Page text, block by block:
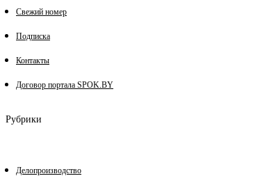
Свежий номер
Подписка
Контакты
Договор портала SPOK.BY
Рубрики
Делопроизводство